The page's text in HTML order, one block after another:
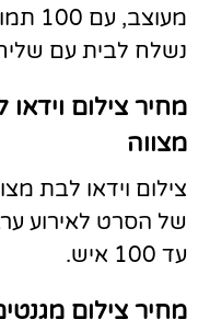
נשלח לבית עם שליח.
מחיר צילום וידאו
מצווה
צילום וידאו לבת
עד 100 איש.
מחיר צילום